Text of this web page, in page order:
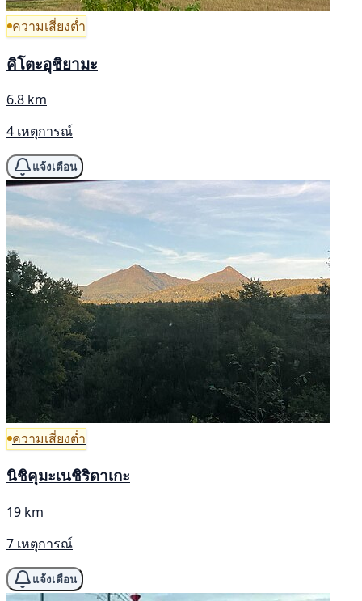
ความเสี่ยงต่ำ
คิโตะอุชิยามะ
6.8 km
4 เหตุการณ์
แจ้งเตือน
ความเสี่ยงต่ำ
นิชิคุมะเนชิริดาเกะ
19 km
7 เหตุการณ์
แจ้งเตือน